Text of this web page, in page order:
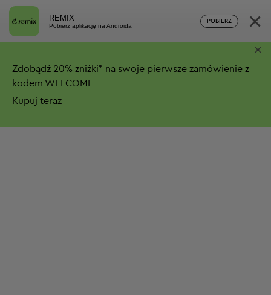
REMIX
Pobierz aplikację na Androida
POBIERZ ×
Zdobądź 20% zniżki* na swoje pierwsze zamówienie z
kodem WELCOME
Kupuj teraz
×